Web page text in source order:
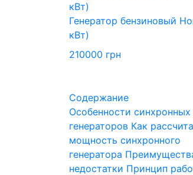
Генератор бензиновый
кВт)
210000 грн
Содержание
Особенности синхронных
генераторов Как
мощность синхронного
генератора
недостатки Принцип